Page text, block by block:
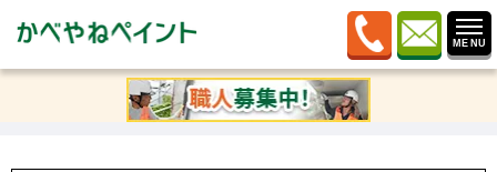
ブログ»スマイルさん日記»姫路市かべやねペ
イント GW休業日のお知らせ